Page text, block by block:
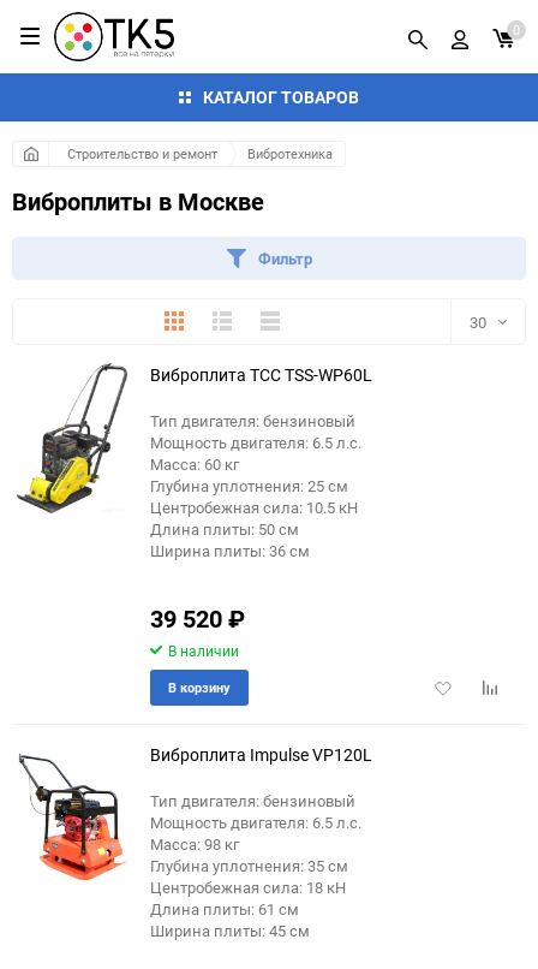
КАТАЛОГ ТОВАРОВ
0
Строительство и ремонт Вибротехника
Виброплиты в Москве
Фильтр
ПлиткаПодробноКомпактно 30
Виброплита ТСС TSS-WP60L
Тип двигателя: бензиновый
Мощность двигателя: 6.5 л.с.
Масса: 60 кг
Глубина уплотнения: 25 см
Центробежная сила: 10.5 кН
Длина плиты: 50 см
Ширина плиты: 36 см
39 520₽
В наличии
Добавить
В корзину
Виброплита Impulse VP120L
Тип двигателя: бензиновый
Мощность двигателя: 6.5 л.с.
Масса: 98 кг
Глубина уплотнения: 35 см
Центробежная сила: 18 кН
Длина плиты: 61 см
Ширина плиты: 45 см